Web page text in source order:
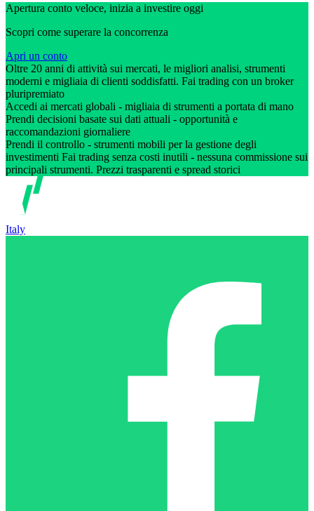
Apertura conto veloce, inizia a investire oggi
Scopri come superare la concorrenza
Apri un conto
Oltre 20 anni di attività sui mercati, le migliori analisi, strumenti
moderni e migliaia di clienti soddisfatti. Fai trading con un broker
pluripremiato
Accedi ai mercati globali - migliaia di strumenti a portata di mano
Prendi decisioni basate sui dati attuali - opportunità e
raccomandazioni giornaliere
Prendi il controllo - strumenti mobili per la gestione degli
investimenti Fai trading senza costi inutili - nessuna commissione sui
principali strumenti. Prezzi trasparenti e spread storici
Italy